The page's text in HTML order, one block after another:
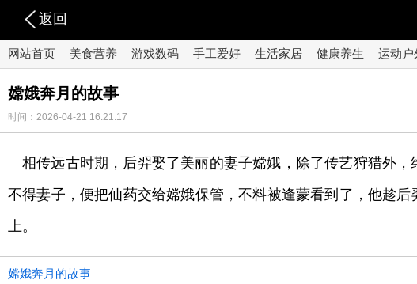
返回
网站首页 美食营养 游戏数码 手工爱好 生活家居 健康养生 运动户
嫦娥奔月的故事
时间：2026-04-21 16:21:17
相传远古时期，后羿娶了美丽的妻子嫦娥，除了传艺狩猎外
不得妻子，便把仙药交给嫦娥保管，不料被逢蒙看到了，他趁
上。
嫦娥奔月的故事